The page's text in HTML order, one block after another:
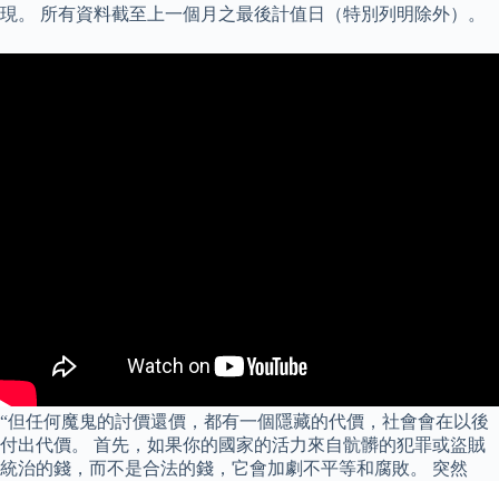
現。 所有資料截至上一個月之最後計值日（特別列明除外）。
“但任何魔鬼的討價還價，都有一個隱藏的代價，社會會在以後
付出代價。 首先，如果你的國家的活力來自骯髒的犯罪或盜賊
統治的錢，而不是合法的錢，它會加劇不平等和腐敗。 突然